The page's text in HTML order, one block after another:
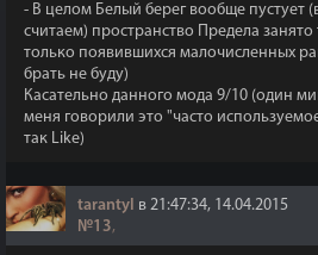
- В целом Белый берег вообще пустует
считаем) пространство Предела
только появившихся малочисленных
брать не буду)
Касательно данного мода 9/10 (один
меня говорили это "часто
так Like)
tarantyl в 21:47:34, 14.04.2015
№13,